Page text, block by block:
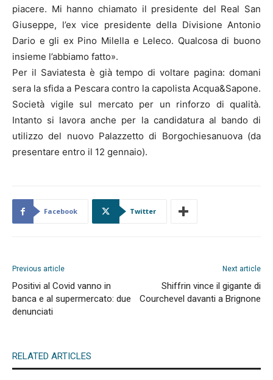
piacere. Mi hanno chiamato il presidente del Real San
Giuseppe, l’ex vice presidente della Divisione Antonio
Dario e gli ex Pino Milella e Leleco. Qualcosa di buono
insieme l’abbiamo fatto».
Per il Saviatesta è già tempo di voltare pagina: domani
sera la sfida a Pescara contro la capolista Acqua&Sapone.
Società vigile sul mercato per un rinforzo di qualità.
Intanto si lavora anche per la candidatura al bando di
utilizzo del nuovo Palazzetto di Borgochiesanuova (da
presentare entro il 12 gennaio).
Facebook Twitter
Previous article
Positivi al Covid vanno in
banca e al supermercato: due
denunciati
Next article
Shiffrin vince il gigante di
Courchevel davanti a Brignone
RELATED ARTICLES